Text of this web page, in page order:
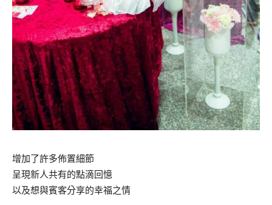
增加了許多佈置細節
呈現新人共有的點滴回憶
以及想與賓客分享的幸福之情